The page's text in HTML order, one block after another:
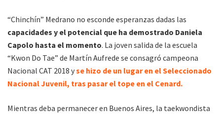
“Chinchín” Medrano no esconde esperanzas dadas las
capacidades y el potencial que ha demostrado Daniela
Capolo hasta el momento. La joven salida de la escuela
“Kwon Do Tae” de Martín Aufrede se consagró campeona
Nacional CAT 2018 yse hizo de un lugar en el Seleccionado
Nacional Juvenil, tras pasar el tope en el Cenard.
Mientras deba permanecer en Buenos Aires, la taekwondista